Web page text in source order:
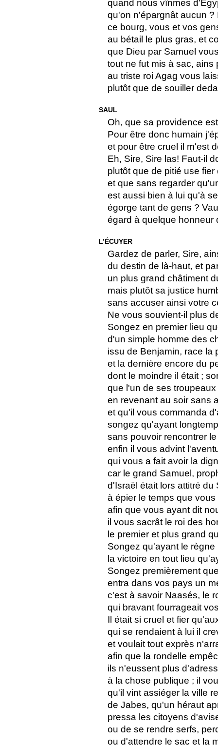
quand nous vînmes
qu'on n'épargnât aucun
ce bourg, vous et vos
au bétail le plus gras, et
que Dieu par Samuel
tout ne fut mis à sac, ains
au triste roi Agag vous
plutôt que de souiller
SAUL
Oh, que sa providence
Pour être donc humain
et pour être cruel il m'est
Eh, Sire, Sire las! Faut-il
plutôt que de pitié use fier
et que sans regarder
est aussi bien à lui qu'à
égorge tant de gens ?
égard à quelque honneur
L’ÉCUYER
Gardez de parler, Sire,
du destin de là-haut, et
un plus grand châtiment
mais plutôt sa justice
sans accuser ainsi votre
Ne vous souvient-il plus
Songez en premier lieu
d'un simple homme des
issu de Benjamin, race la
et la dernière encore du
dont le moindre il était ;
que l'un de ses
en revenant au soir sans
et qu'il vous commanda
songez qu'ayant
sans pouvoir rencontrer
enfin il vous advint
qui vous a fait avoir la
car le grand Samuel,
d'Israël était lors attitré du
à épier le temps que
afin que vous ayant dit
il vous sacrât le roi des
le premier et plus grand
Songez qu'ayant le
la victoire en tout lieu
Songez premièrement
entra dans vos pays un
c'est à savoir Naasés, le
qui bravant fourrageait
Il était si cruel et fier
qui se rendaient à lui il
et voulait tout exprès
afin que la rondelle
ils n'eussent plus
à la chose publique ; il
qu'il vint assiéger la ville
de Jabes, qu'un héraut
pressa les citoyens
ou de se rendre serfs,
ou d'attendre le sac et la